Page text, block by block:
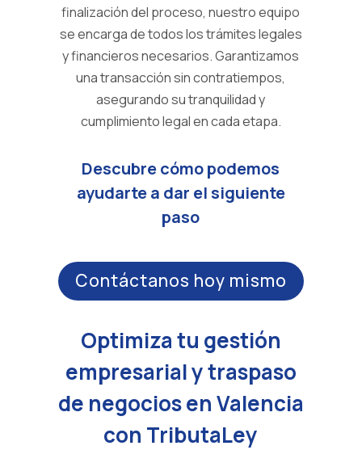
finalización del proceso, nuestro equipo
se encarga de todos los trámites legales
y financieros necesarios. Garantizamos
una transacción sin contratiempos,
asegurando su tranquilidad y
cumplimiento legal en cada etapa.
Descubre cómo podemos
ayudarte a dar el siguiente
paso
Contáctanos hoy mismo
Optimiza tu gestión
empresarial y traspaso
de negocios en Valencia
con TributaLey